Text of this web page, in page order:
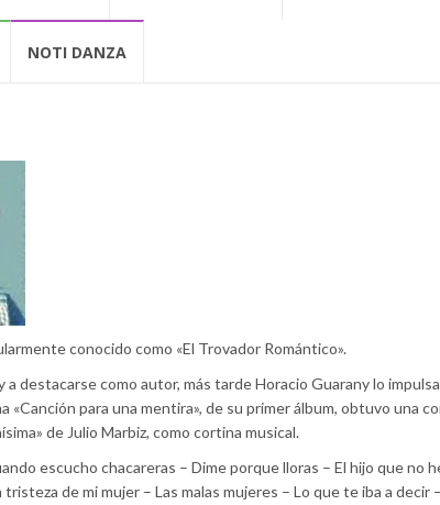
NOTI DANZA
conocido como «El Trovador Romántico».
destacarse como autor, más tarde Horacio Guarany lo
para una mentira», de su primer álbum, obtuvo una
de Julio Marbiz, como cortina musical.
escucho chacareras – Dime porque lloras – El hijo que no
de mi mujer – Las malas mujeres – Lo que te iba a decir